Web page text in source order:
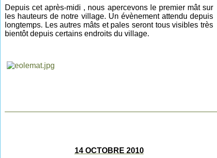
Depuis cet après-midi , nous apercevons le premier mât sur
les hauteurs de notre village. Un évènement attendu depuis
longtemps. Les autres mâts et pales seront tous visibles très
bientôt depuis certains endroits du village.
14 OCTOBRE 2010